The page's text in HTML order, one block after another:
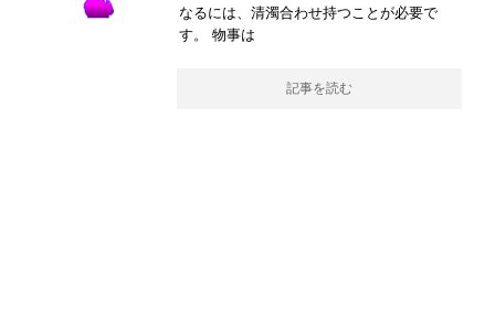
なるには、清濁合わせ持つことが必要で
す。 物事は
記事を読む